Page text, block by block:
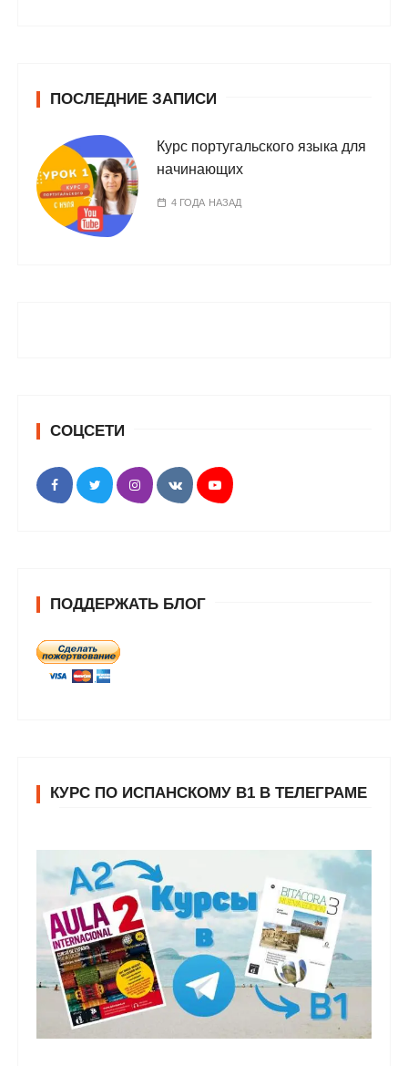
ПОСЛЕДНИЕ ЗАПИСИ
Курс португальского языка для
начинающих
4 ГОДА НАЗАД
СОЦСЕТИ
ПОДДЕРЖАТЬ БЛОГ
КУРС ПО ИСПАНСКОМУ В1 В ТЕЛЕГРАМЕ